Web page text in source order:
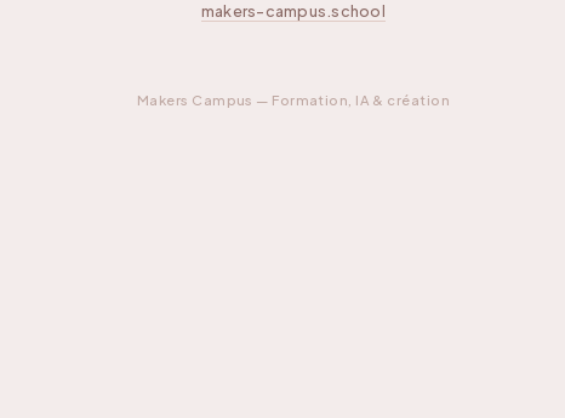
makers-campus.school
Makers Campus — Formation, IA & création